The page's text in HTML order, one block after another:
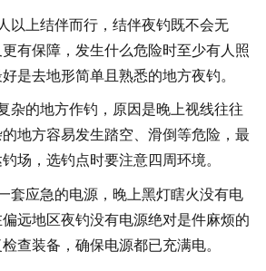
以上结伴而行，结伴夜钓既不会无
有保障，发生什么危险时至少有人照
是去地形简单且熟悉的地方夜钓。
杂的地方作钓，原因是晚上视线往往
地方容易发生踏空、滑倒等危险，最
场，选钓点时要注意四周环境。
套应急的电源，晚上黑灯瞎火没有电
远地区夜钓没有电源绝对是件麻烦的
查装备，确保电源都已充满电。